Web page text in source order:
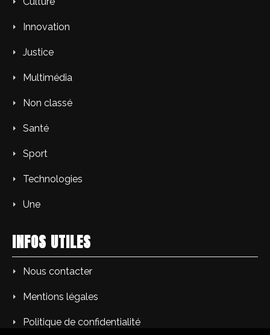
Innovation
Justice
Multimédia
Non classé
Santé
Sport
Technologies
Une
INFOS UTILES
Nous contacter
Mentions légales
Politique de confidentialité